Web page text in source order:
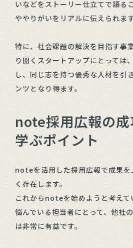
いなどをストーリー仕立てで語る
ややりがいをリアルに伝えられま
特に、社会課題の解決を目指す事
り開くスタートアップにとっては
し、同じ志を持つ優秀な人材を引
ンツとなり得ます。
note採用広報の
学ぶポイント
noteを活用した採用広報で成果を
く存在します。
これからnoteを始めようと考えて
悩んでいる担当者にとって、他社
は非常に有益です。